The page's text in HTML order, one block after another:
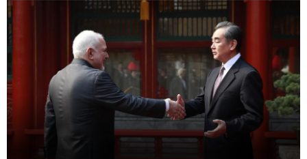
Instagram como: hispan_tv